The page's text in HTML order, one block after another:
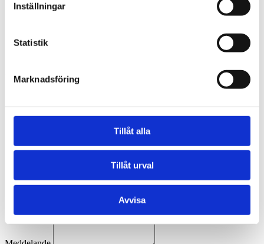
Inställningar
Statistik
Marknadsföring
Tillåt alla
Tillåt urval
Avvisa
mission
utforska
stötta
Namn